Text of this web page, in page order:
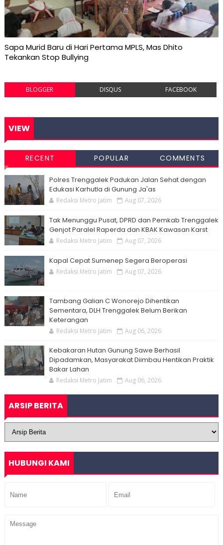
Sapa Murid Baru di Hari Pertama MPLS, Mas Dhito
Tekankan Stop Bullying
BLOGGER DISQUS FACEBOOK
VIEW
RECENT POPULAR COMMENTS
Polres Trenggalek Padukan Jalan Sehat dengan
Edukasi Karhutla di Gunung Ja'as
Redaksi Metro Jatim Aug 07, 2026
Tak Menunggu Pusat, DPRD dan Pemkab Trenggalek
Genjot Paralel Raperda dan KBAK Kawasan Karst
Redaksi Metro Jatim Aug 07, 2026
Kapal Cepat Sumenep Segera Beroperasi
Redaksi Metro Jatim Aug 07, 2026
Tambang Galian C Wonorejo Dihentikan
Sementara, DLH Trenggalek Belum Berikan
Keterangan
Redaksi Metro Jatim Aug 06, 2026
Kebakaran Hutan Gunung Sawe Berhasil
Dipadamkan, Masyarakat Diimbau Hentikan Praktik
Bakar Lahan
Redaksi Metro Jatim Aug 06, 2026
ARSIP BERITA
HUBUNGI KAMI